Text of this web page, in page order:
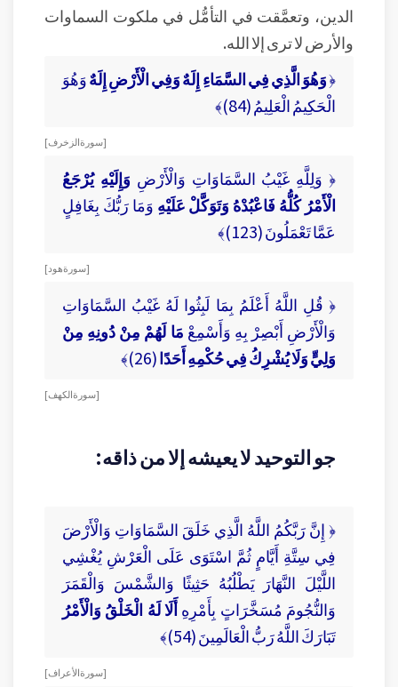
الدين، وتعمَّقت في التأمُّل في ملكوت السماوات
والأرض لا ترى إلا الله.
﴿وَهُوَ الَّذِي فِي السَّمَاءِ إِلَهٌ وَفِي الْأَرْضِ إِلَهٌوَهُوَ
الْحَكِيمُ الْعَلِيمُ (84)﴾
[ سورة الزخرف ]
﴿ وَلِلَّهِ غَيْبُ السَّمَاوَاتِ وَالْأَرْضِ وَإِلَيْهِ يُرْجَعُ
الْأَمْرُ كُلُّهُ فَاعْبُدْهُ وَتَوَكَّلْ عَلَيْهِ وَمَا رَبُّكَ بِغَافِلٍ
عَمَّا تَعْمَلُونَ (123)﴾
[ سورة هود ]
﴿ قُلِ اللَّهُ أَعْلَمُ بِمَا لَبِثُوا لَهُ غَيْبُ السَّمَاوَاتِ
وَالْأَرْضِ أَبْصِرْ بِهِ وَأَسْمِعْ مَا لَهُمْ مِنْ دُونِهِ مِنْ
وَلِيٍّ وَلَا يُشْرِكُ فِي حُكْمِهِ أَحَدًا(26)﴾
[ سورة الكهف ]
جو التوحيد لا يعيشه إلا من ذاقه:
﴿ إِنَّ رَبَّكُمُ اللَّهُ الَّذِي خَلَقَ السَّمَاوَاتِ وَالْأَرْضَ
فِي سِتَّةِ أَيَّامٍ ثُمَّ اسْتَوَى عَلَى الْعَرْشِ يُغْشِي
اللَّيْلَ النَّهَارَ يَطْلُبُهُ حَثِيثًا وَالشَّمْسَ وَالْقَمَرَ
وَالنُّجُومَ مُسَخَّرَاتٍ بِأَمْرِهِأَلَا لَهُ الْخَلْقُ وَالْأَمْرُ
تَبَارَكَ اللَّهُ رَبُّ الْعَالَمِينَ (54)﴾
[ سورة الأعراف ]